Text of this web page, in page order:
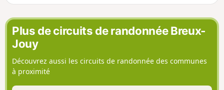
Plus de circuits de randonnée Breux-
Jouy
Découvrez aussi les circuits de randonnée des communes
à proximité